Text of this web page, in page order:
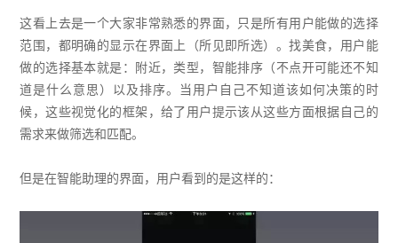
这看上去是一个大家非常熟悉的界面，只是所有用户能做的选择
范围，都明确的显示在界面上（所见即所选）。找美食，用户能
做的选择基本就是：附近，类型，智能排序（不点开可能还不知
道是什么意思）以及排序。当用户自己不知道该如何决策的时
候，这些视觉化的框架，给了用户提示该从这些方面根据自己的
需求来做筛选和匹配。
但是在智能助理的界面，用户看到的是这样的：